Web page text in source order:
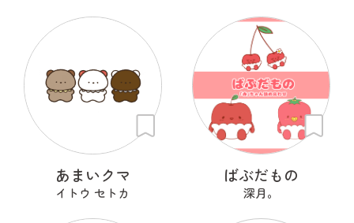
あまいクマ
イトウ セトカ
ばぶだもの
深月。